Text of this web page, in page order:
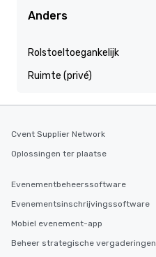
Anders
Rolstoeltoegankelijk
Ruimte (privé)
Cvent Supplier Network
Oplossingen ter plaatse
Evenementbeheerssoftware
Evenementsinschrijvingssoftware
Mobiel evenement-app
Beheer strategische vergaderingen